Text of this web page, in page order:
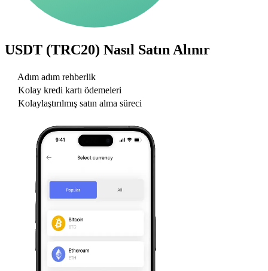
USDT (TRC20) Nasıl Satın Alınır
Adım adım rehberlik
Kolay kredi kartı ödemeleri
Kolaylaştırılmış satın alma süreci